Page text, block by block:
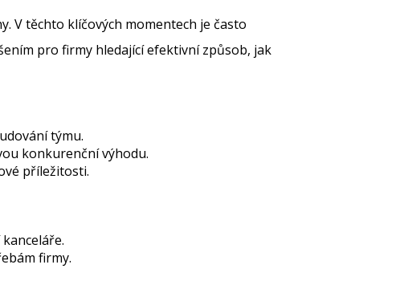
V těchto klíčových momentech je často
pro firmy hledající efektivní způsob, jak
týmu.
konkurenční výhodu.
příležitosti.
firmy.